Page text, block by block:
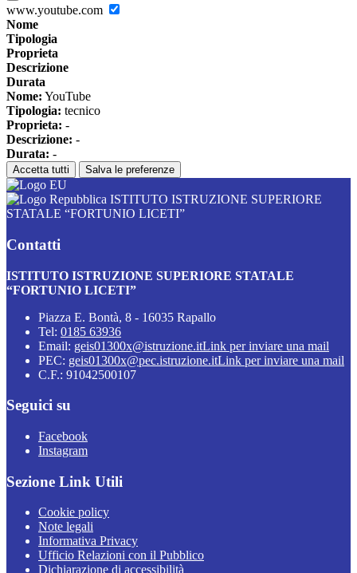
www.youtube.com
Nome
Tipologia
Proprieta
Descrizione
Durata
Nome: YouTube
Tipologia: tecnico
Proprieta: -
Descrizione: -
Durata: -
Accetta tutti Salva le preferenze
ISTITUTO ISTRUZIONE SUPERIORE
STATALE “FORTUNIO LICETI”
Contatti
ISTITUTO ISTRUZIONE SUPERIORE STATALE
“FORTUNIO LICETI”
Piazza E. Bontà, 8 - 16035 Rapallo
Tel: 0185 63936
Email: geis01300x@istruzione.itLink per inviare una mail
PEC: geis01300x@pec.istruzione.itLink per inviare una mail
C.F.: 91042500107
Seguici su
Facebook
Instagram
Sezione Link Utili
Cookie policy
Note legali
Informativa Privacy
Ufficio Relazioni con il Pubblico
Dichiarazione di accessibilità